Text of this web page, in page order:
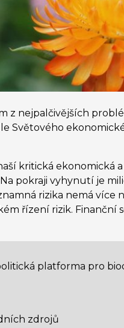
z nejpalčivějších
Světového
kritická ekonomická
pokraji vyhynutí je
rizika nemá
řízení rizik.
platforma pro
zdrojů